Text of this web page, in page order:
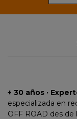
+ 30 años ·
especializada en
OFF ROAD des de